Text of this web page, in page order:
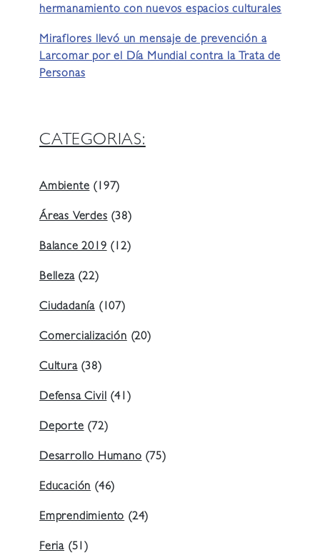
hermanamiento con nuevos espacios culturales
Miraflores llevó un mensaje de prevención a
Larcomar por el Día Mundial contra la Trata de
Personas
CATEGORIAS:
Ambiente(197)
Áreas Verdes(38)
Balance 2019(12)
Belleza(22)
Ciudadanía (107)
Comercialización(20)
Cultura(38)
Defensa Civil(41)
Deporte(72)
Desarrollo Humano(75)
Educación(46)
Emprendimiento(24)
Feria (51)